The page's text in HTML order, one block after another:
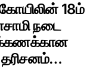
18ம்
நடை
தரிசனம்…